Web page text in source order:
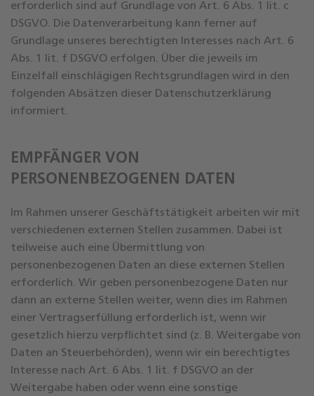
erforderlich sind auf Grundlage von Art. 6 Abs. 1 lit. c
DSGVO. Die Datenverarbeitung kann ferner auf
Grundlage unseres berechtigten Interesses nach Art. 6
Abs. 1 lit. f DSGVO erfolgen. Über die jeweils im
Einzelfall einschlägigen Rechtsgrundlagen wird in den
folgenden Absätzen dieser Datenschutzerklärung
informiert.
EMPFÄNGER VON
PERSONENBEZOGENEN DATEN
Im Rahmen unserer Geschäftstätigkeit arbeiten wir mit
verschiedenen externen Stellen zusammen. Dabei ist
teilweise auch eine Übermittlung von
personenbezogenen Daten an diese externen Stellen
erforderlich. Wir geben personenbezogene Daten nur
dann an externe Stellen weiter, wenn dies im Rahmen
einer Vertragserfüllung erforderlich ist, wenn wir
gesetzlich hierzu verpflichtet sind (z. B. Weitergabe von
Daten an Steuerbehörden), wenn wir ein berechtigtes
Interesse nach Art. 6 Abs. 1 lit. f DSGVO an der
Weitergabe haben oder wenn eine sonstige